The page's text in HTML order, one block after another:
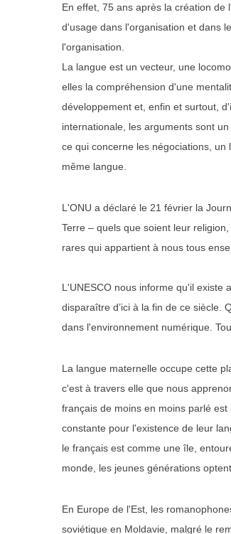
En effet, 75 ans après la création de
d'usage dans l'organisation et dans
l'organisation.
La langue est un vecteur, une
elles la compréhension d'une
développement et, enfin et surtout,
internationale, les arguments sont
ce qui concerne les négociations,
même langue.
L'ONU a déclaré le 21 février la
Terre – quels que soient leur
rares qui appartient à nous tous
L'UNESCO nous informe qu'il existe
disparaître d’ici à la fin de ce siècle.
dans l'environnement numérique.
La langue maternelle occupe cette
c'est à travers elle que nous
français de moins en moins parlé
constante pour l'existence de leur
le français est comme une île,
monde, les jeunes générations
En Europe de l'Est, les
soviétique en Moldavie, malgré le